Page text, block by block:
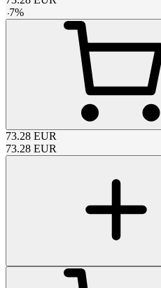
-7%
73.28 EUR
73.28 EUR